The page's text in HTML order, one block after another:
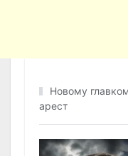
Новому
арест